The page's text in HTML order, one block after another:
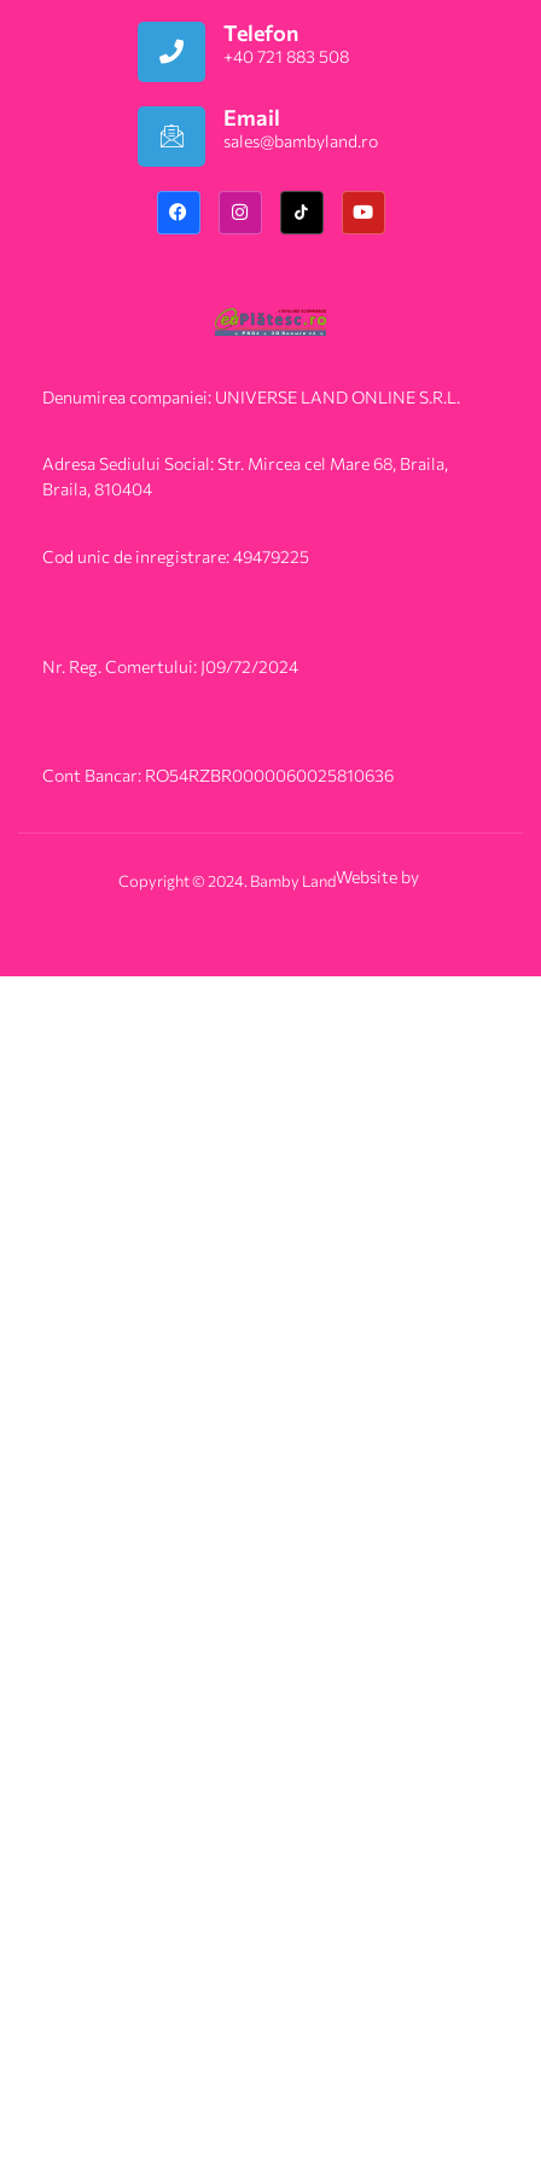
Telefon
+40 721 883 508
Email
sales@bambyland.ro​
Denumirea companiei: UNIVERSE LAND ONLINE S.R.L.
Adresa Sediului Social: Str. Mircea cel Mare 68, Braila,
Braila, 810404
Cod unic de inregistrare: 49479225
Nr. Reg. Comertului: J09/72/2024
Cont Bancar: RO54RZBR0000060025810636
Copyright © 2024. Bamby LandWebsite by